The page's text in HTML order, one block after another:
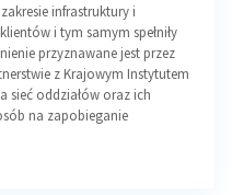
infrastruktury i
i tym samym spełniły
przyznawane jest przez
z Krajowym Instytutem
sieć oddziałów oraz ich
na zapobieganie